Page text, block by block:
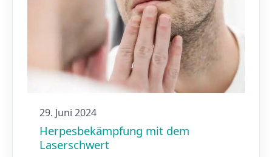
29. Juni 2024
Herpesbekämpfung mit dem
Laserschwert